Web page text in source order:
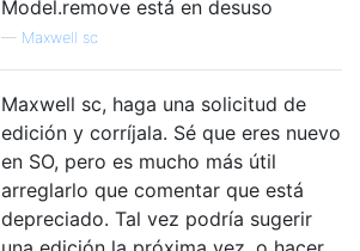
Model.remove está en desuso
— Maxwell sc
Maxwell sc, haga una solicitud de
edición y corríjala. Sé que eres nuevo
en SO, pero es mucho más útil
arreglarlo que comentar que está
depreciado. Tal vez podría sugerir